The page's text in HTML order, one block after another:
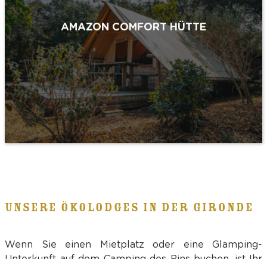
AMAZON COMFORT HÜTTE
UNSERE ÖKOLODGES IN DER GIRONDE
Wenn Sie einen Mietplatz oder eine Glamping-